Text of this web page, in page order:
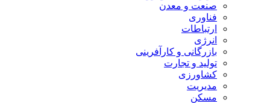
صنعت و معدن
فناوری
ارتباطات
انرژی
بازرگانی و کارآفرینی
تولید و تجارت
کشاورزی
مدیریت
مسکن